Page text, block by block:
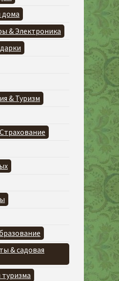
дома
& Электроника
& Туризм
& садовая